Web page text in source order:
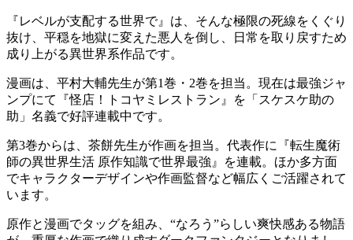
『レベルが支配する世界で』は、そんな極限の死線をくぐり
抜け、平穏を地獄に変えた悪人を倒し、日常を取り戻すため
成り上がる異世界系作品です。
漫画は、平村大輔先生が第1巻・2巻を担当。現在は最強ジャ
ンプにて『怪店！トコヤミレストラン』を「スケスケ助の
助」名義で好評連載中です。
第3巻からは、茶餅先生が作画を担当。代表作に『転生魔術
師の異世界生活 原作知識で世界最強』を連載。ほか多方面
でキャラクターデザインや作画監督など幅広くご活躍されて
います。
原作と漫画でタッグを組み、“なろう”らしい爽快感ある物語